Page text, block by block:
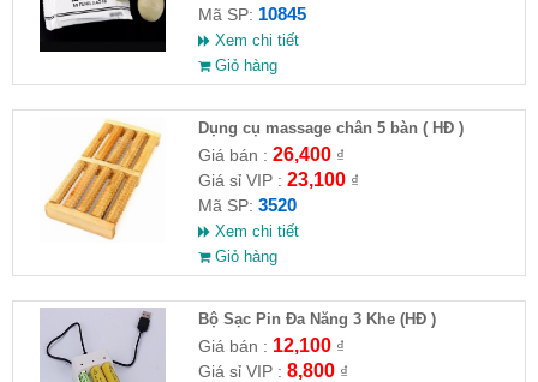
Mã SP: 10845
Xem chi tiết
Giỏ hàng
Dụng cụ massage chân 5 bàn ( HĐ )
Giá bán : 26,400₫
Giá sỉ VIP : 23,100₫
Mã SP: 3520
Xem chi tiết
Giỏ hàng
Bộ Sạc Pin Đa Năng 3 Khe (HĐ )
Giá bán : 12,100₫
Giá sỉ VIP : 8,800₫